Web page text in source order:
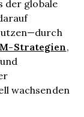
der globale
Strategien,
wachsenden